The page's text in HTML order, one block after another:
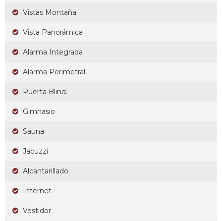
Vistas Montaña
Vista Panorámica
Alarma Integrada
Alarma Perimetral
Puerta Blind.
Gimnasio
Sauna
Jacuzzi
Alcantarillado
Internet
Vestidor